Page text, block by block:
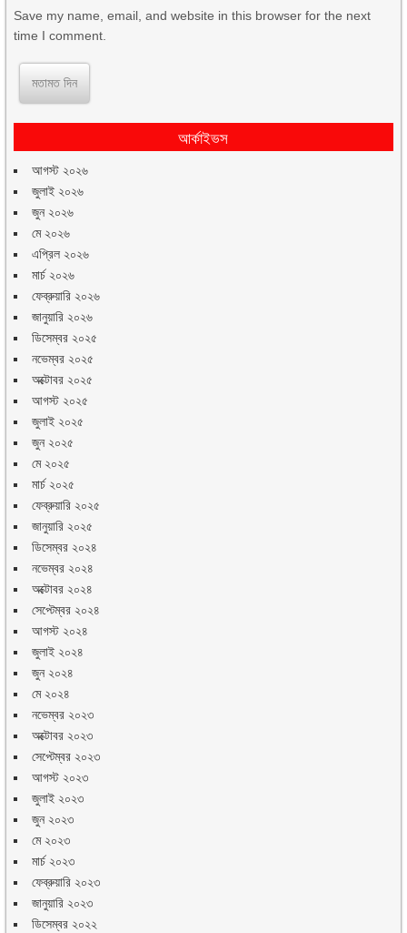
Save my name, email, and website in this browser for the next
time I comment.
আর্কাইভস
আগস্ট ২০২৬
জুলাই ২০২৬
জুন ২০২৬
মে ২০২৬
এপ্রিল ২০২৬
মার্চ ২০২৬
ফেব্রুয়ারি ২০২৬
জানুয়ারি ২০২৬
ডিসেম্বর ২০২৫
নভেম্বর ২০২৫
অক্টোবর ২০২৫
আগস্ট ২০২৫
জুলাই ২০২৫
জুন ২০২৫
মে ২০২৫
মার্চ ২০২৫
ফেব্রুয়ারি ২০২৫
জানুয়ারি ২০২৫
ডিসেম্বর ২০২৪
নভেম্বর ২০২৪
অক্টোবর ২০২৪
সেপ্টেম্বর ২০২৪
আগস্ট ২০২৪
জুলাই ২০২৪
জুন ২০২৪
মে ২০২৪
নভেম্বর ২০২৩
অক্টোবর ২০২৩
সেপ্টেম্বর ২০২৩
আগস্ট ২০২৩
জুলাই ২০২৩
জুন ২০২৩
মে ২০২৩
মার্চ ২০২৩
ফেব্রুয়ারি ২০২৩
জানুয়ারি ২০২৩
ডিসেম্বর ২০২২